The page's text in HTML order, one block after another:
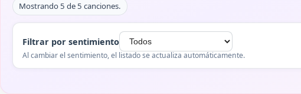
Mostrando 5 de 5 canciones.
Filtrar por sentimiento
Al cambiar el sentimiento, el listado se actualiza automáticamente.